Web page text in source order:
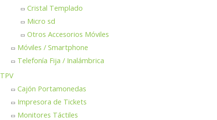
Cristal Templado
Micro sd
Otros Accesorios Móviles
Móviles / Smartphone
Telefonía Fija / Inalámbrica
TPV
Cajón Portamonedas
Impresora de Tickets
Monitores Táctiles